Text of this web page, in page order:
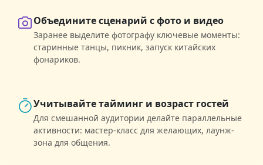
Объедините сценарий с фото и видео
Заранее выделите фотографу ключевые моменты:
старинные танцы, пикник, запуск китайских
фонариков.
Учитывайте тайминг и возраст гостей
Для смешанной аудитории делайте параллельные
активности: мастер-класс для желающих, лаунж-
зона для общения.